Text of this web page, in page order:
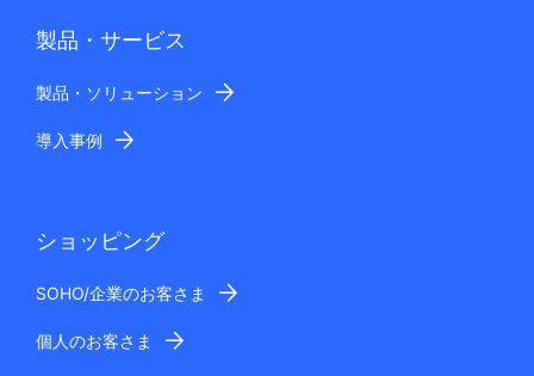
製品・サービス
製品・ソリューション
導入事例
ショッピング
SOHO/企業のお客さま
個人のお客さま